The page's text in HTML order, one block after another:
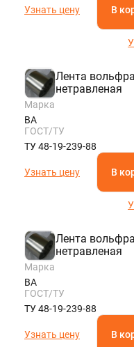
Узнать цену В
Лента
нетравленая
Марка
ВА
ГОСТ/ТУ
ТУ 48-19-239-88
Узнать цену В
Лента
нетравленая
Марка
ВА
ГОСТ/ТУ
ТУ 48-19-239-88
Узнать цену В